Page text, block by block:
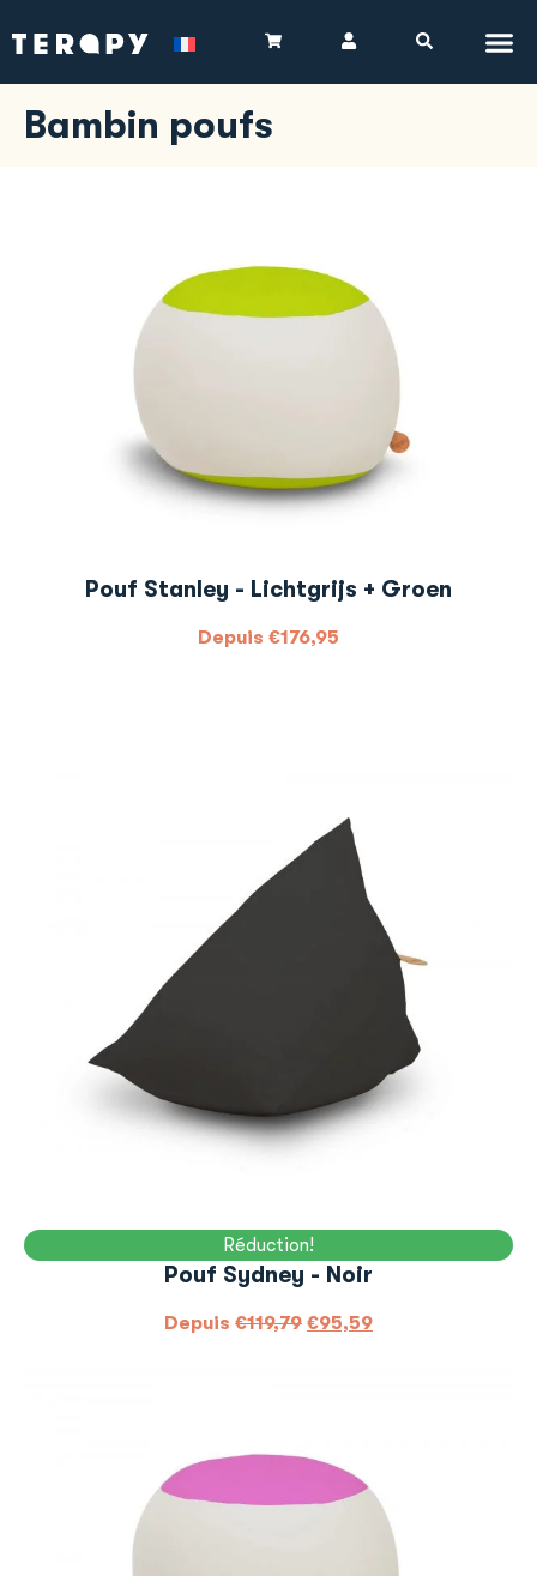
Bambin poufs
Pouf Stanley - Lichtgrijs + Groen
Depuis €176,95
Réduction!
Pouf Sydney - Noir
Depuis €119,79 €95,59